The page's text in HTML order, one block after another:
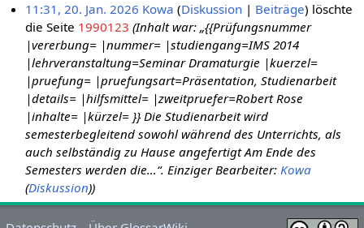
11:31, 20. Jan. 2026 Kowa Diskussion Beiträge löschte
die Seite 1990123 (Inhalt war: „{{Prüfungsnummer
|vererbung= |nummer= |studiengang=IMS 2014
|lehrveranstaltung=Seminar Dramaturgie |kuerzel=
|pruefung= |pruefungsart=Präsentation, Studienarbeit
|details= |hilfsmittel= |zweitpruefer=Robert Rose
|inhalte= |kürzel= }} Die Studienarbeit wird
semesterbegleitend sowohl während des Unterrichts, als
auch selbständig zu Hause angefertigt Am Ende des
Semesters werden die…“. Einziger Bearbeiter:Kowa
(Diskussion))